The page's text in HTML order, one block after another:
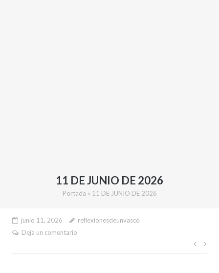
11 DE JUNIO DE 2026
Portada » 11 DE JUNIO DE 2026
junio 11, 2026
reflexionesdeunvasco
Deja un comentario